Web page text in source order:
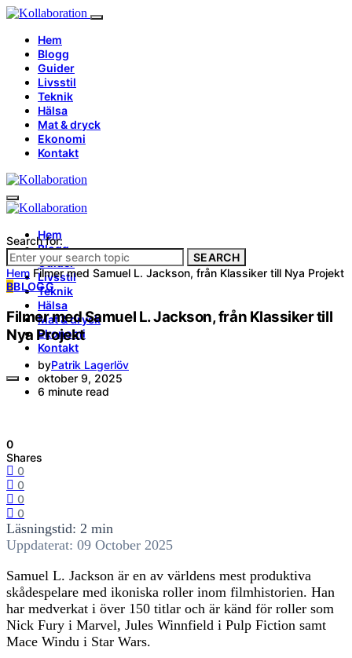
Hem
Blogg
Guider
Livsstil
Teknik
Hälsa
Mat & dryck
Ekonomi
Kontakt
Hem
Blogg
Guider
Livsstil
Teknik
Hälsa
Mat & dryck
Ekonomi
Kontakt
Search for:
SEARCH
Hem Filmer med Samuel L. Jackson, från Klassiker till Nya Projekt
BBLOGG
Filmer med Samuel L. Jackson, från Klassiker till
Nya Projekt
byPatrik Lagerlöv
oktober 9, 2025
6 minute read
0
Shares
0
0
0
0
Läsningstid: 2 min
Uppdaterat: 09 October 2025
Samuel L. Jackson är en av världens mest produktiva
skådespelare med ikoniska roller inom filmhistorien. Han
har medverkat i över 150 titlar och är känd för roller som
Nick Fury i Marvel, Jules Winnfield i Pulp Fiction samt
Mace Windu i Star Wars.